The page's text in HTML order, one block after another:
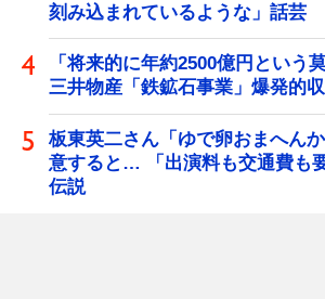
刻み込まれているような」話芸
「将来的に年約2500億円とい
三井物産「鉄鉱石事業」爆発的
板東英二さん「ゆで卵おまへん
意すると… 「出演料も交通費も
伝説